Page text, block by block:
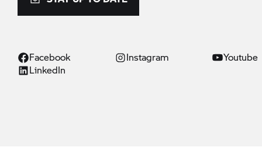
Facebook Instagram
Youtube
LinkedIn